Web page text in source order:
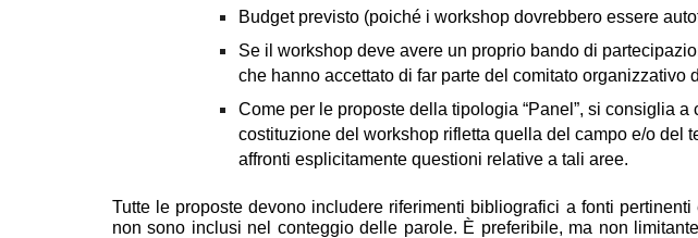
Budget previsto (poiché i workshop dovrebbero essere
Se il workshop deve avere un proprio bando di
che hanno accettato di far parte del comitato organizzativo
Come per le proposte della tipologia “Panel”, si consiglia
costituzione del workshop rifletta quella del campo e/o del
affronti esplicitamente questioni relative a tali aree.
Tutte le proposte devono includere riferimenti bibliografici a fonti
non sono inclusi nel conteggio delle parole. È preferibile, ma non